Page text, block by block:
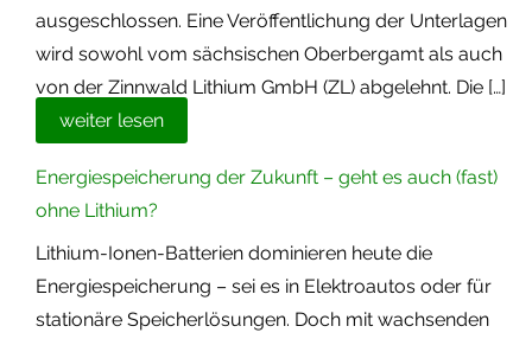
ausgeschlossen. Eine Veröffentlichung der Unterlagen
wird sowohl vom sächsischen Oberbergamt als auch
von der Zinnwald Lithium GmbH (ZL) abgelehnt. Die […]
weiter lesen
Energiespeicherung der Zukunft – geht es auch (fast)
ohne Lithium?
Lithium-Ionen-Batterien dominieren heute die
Energiespeicherung – sei es in Elektroautos oder für
stationäre Speicherlösungen. Doch mit wachsenden